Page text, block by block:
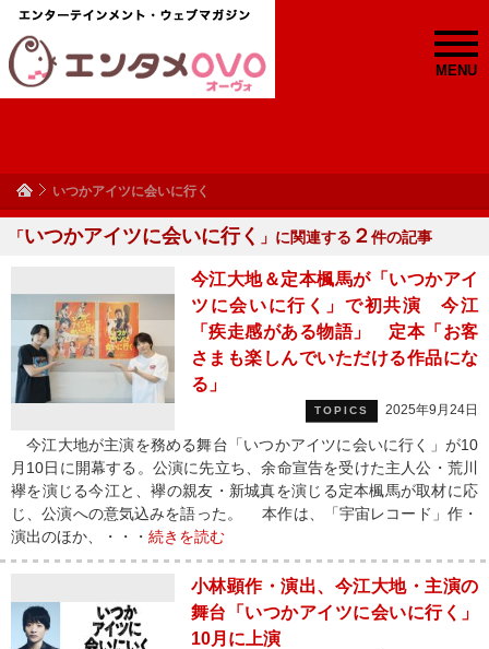
MENU
いつかアイツに会いに行く
「いつかアイツに会いに行く 」に関連する ２件の記事
今江大地＆定本楓馬が「いつかアイ
ツに会いに行く」で初共演 今江
「疾走感がある物語」 定本「お客
さまも楽しんでいただける作品にな
る」
TOPICS 2025年9月24日
今江大地が主演を務める舞台「いつかアイツに会いに行く」が10
月10日に開幕する。公演に先立ち、余命宣告を受けた主人公・荒川
襷を演じる今江と、襷の親友・新城真を演じる定本楓馬が取材に応
じ、公演への意気込みを語った。 本作は、「宇宙レコード」作・
演出のほか、・・・ 続きを読む
小林顕作・演出、今江大地・主演の
舞台「いつかアイツに会いに行く」
10月に上演